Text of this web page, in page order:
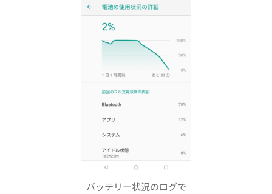
バッテリー状況のログで